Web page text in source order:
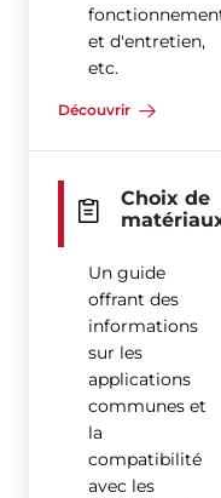
et d'entretien,
etc.
Découvrir
Choix de
Un guide
offrant des
informations
sur les
applications
communes et
la
compatibilité
avec les